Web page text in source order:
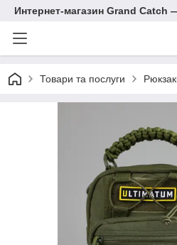
Интернет-магазин Grand
Товари та послуги